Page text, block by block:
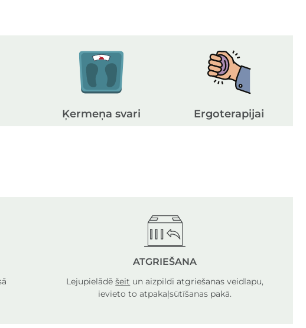
Ķermeņa svari Ergoterapijai
ATGRIEŠANA
Lejupielādēšeit un aizpildi atgriešanas veidlapu,
ievieto to atpakaļsūtīšanas pakā.